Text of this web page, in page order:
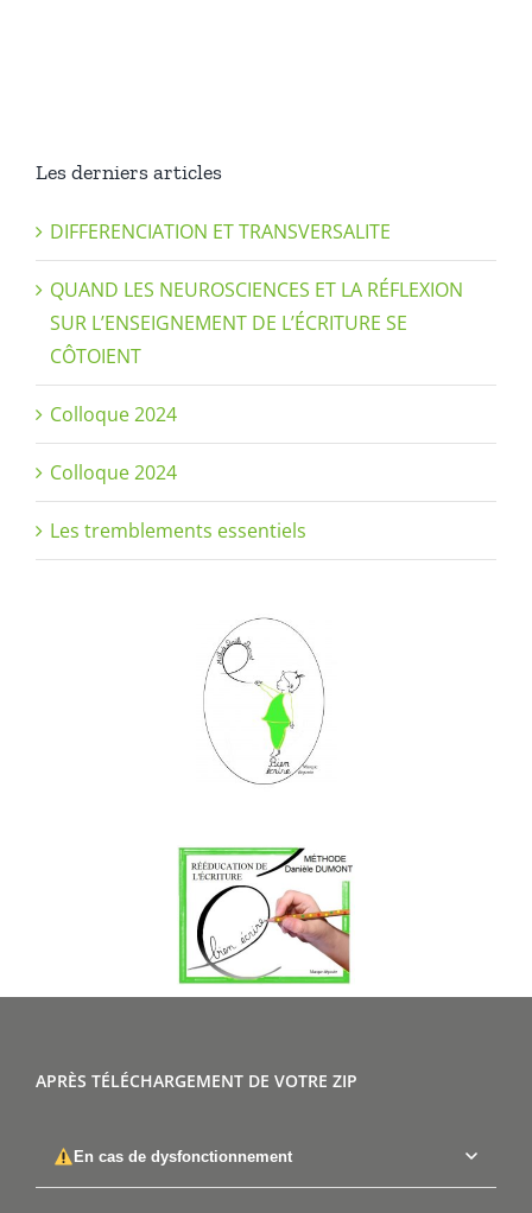
Les derniers articles
DIFFERENCIATION ET TRANSVERSALITE
QUAND LES NEUROSCIENCES ET LA RÉFLEXION
SUR L’ENSEIGNEMENT DE L’ÉCRITURE SE
CÔTOIENT
Colloque 2024
Colloque 2024
Les tremblements essentiels
APRÈS TÉLÉCHARGEMENT DE VOTRE ZIP
En cas de dysfonctionnement